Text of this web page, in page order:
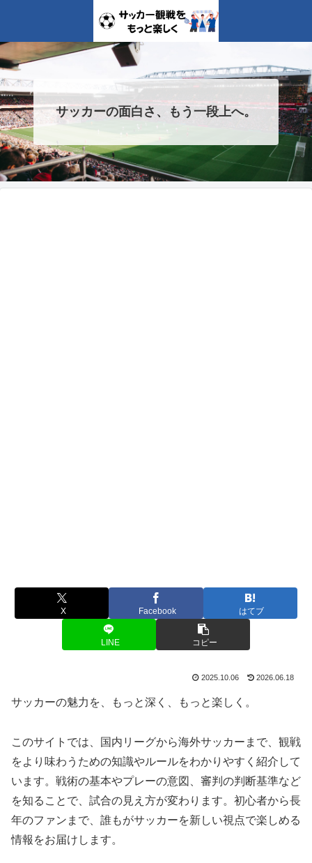
サッカーの面白さ、もう一段上へ。
X Facebook はてブ
LINE コピー
2025.10.06 2026.06.18
サッカーの魅力を、もっと深く、もっと楽しく。
このサイトでは、国内リーグから海外サッカーまで、観戦
をより味わうための知識やルールをわかりやすく紹介して
います。戦術の基本やプレーの意図、審判の判断基準など
を知ることで、試合の見え方が変わります。初心者から長
年のファンまで、誰もがサッカーを新しい視点で楽しめる
情報をお届けします。